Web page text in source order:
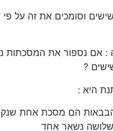
וסומכים את זה על
אם נספור את המסכתות
?
היא :
הם מסכת אחת
נשאר אחד